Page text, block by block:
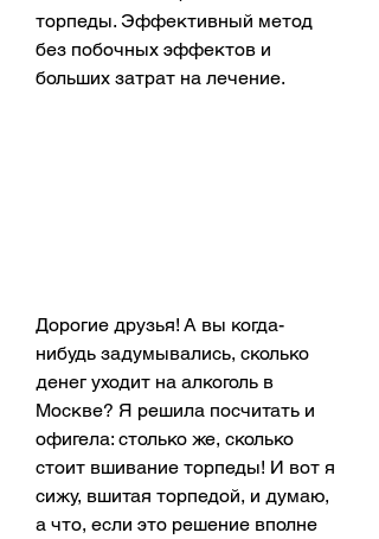
торпеды. Эффективный метод
без побочных эффектов и
больших затрат на лечение.
Дорогие друзья! А вы когда-
нибудь задумывались, сколько
денег уходит на алкоголь в
Москве? Я решила посчитать и
офигела: столько же, сколько
стоит вшивание торпеды! И вот я
сижу, вшитая торпедой, и думаю,
а что, если это решение вполне